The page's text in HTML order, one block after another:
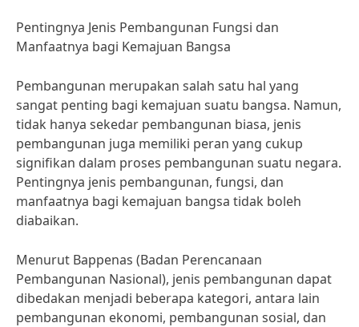
Pentingnya Jenis Pembangunan Fungsi dan
Manfaatnya bagi Kemajuan Bangsa
Pembangunan merupakan salah satu hal yang
sangat penting bagi kemajuan suatu bangsa. Namun,
tidak hanya sekedar pembangunan biasa, jenis
pembangunan juga memiliki peran yang cukup
signifikan dalam proses pembangunan suatu negara.
Pentingnya jenis pembangunan, fungsi, dan
manfaatnya bagi kemajuan bangsa tidak boleh
diabaikan.
Menurut Bappenas (Badan Perencanaan
Pembangunan Nasional), jenis pembangunan dapat
dibedakan menjadi beberapa kategori, antara lain
pembangunan ekonomi, pembangunan sosial, dan